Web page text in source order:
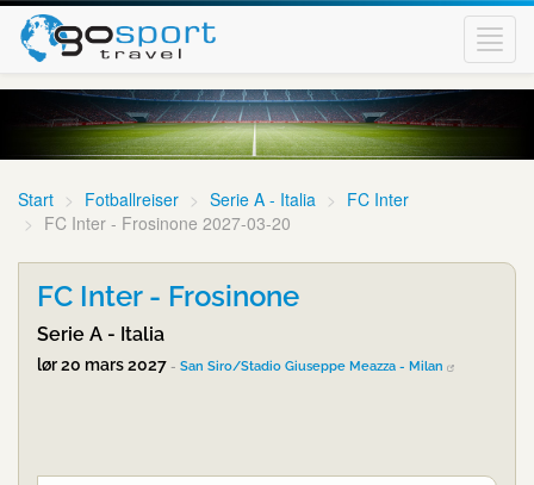
Start Fotballreiser Serie A - Italia
FC Inter
FC Inter - Frosinone 2027-03-20
FC Inter - Frosinone
Serie A - Italia
lør 20 mars 2027 - San Siro/Stadio Giuseppe Meazza - Milan